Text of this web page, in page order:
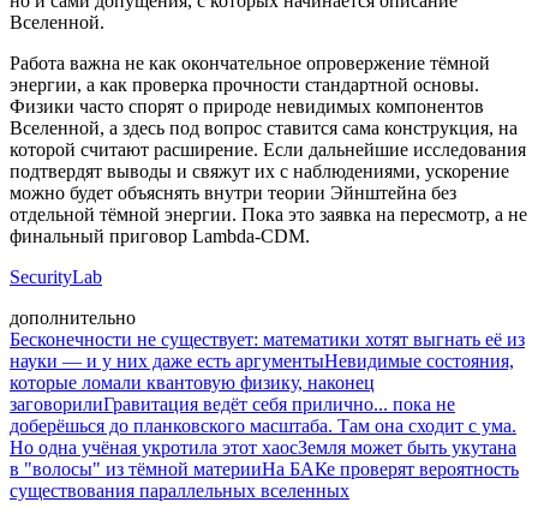
Вселенной.
Работа важна не как окончательное опровержение тёмной
энергии, а как проверка прочности стандартной основы.
Физики часто спорят о природе невидимых компонентов
Вселенной, а здесь под вопрос ставится сама конструкция, на
которой считают расширение. Если дальнейшие исследования
подтвердят выводы и свяжут их с наблюдениями, ускорение
можно будет объяснять внутри теории Эйнштейна без
отдельной тёмной энергии. Пока это заявка на пересмотр, а не
финальный приговор Lambda-CDM.
SecurityLab
дополнительно
Бесконечности не существует: математики хотят выгнать её из
науки — и у них даже есть аргументыНевидимые состояния,
которые ломали квантовую физику, наконец
заговорилиГравитация ведёт себя прилично... пока не
доберёшься до планковского масштаба. Там она сходит с ума.
Но одна учёная укротила этот хаосЗемля может быть укутана
в "волосы" из тёмной материиНа БАКе проверят вероятность
существования параллельных вселенных